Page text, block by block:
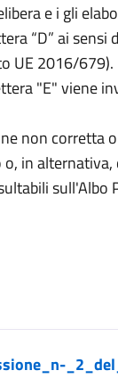
e i gli
“D” ai
UE 2016/679).
"E" viene
non corretta
in
sull'Albo